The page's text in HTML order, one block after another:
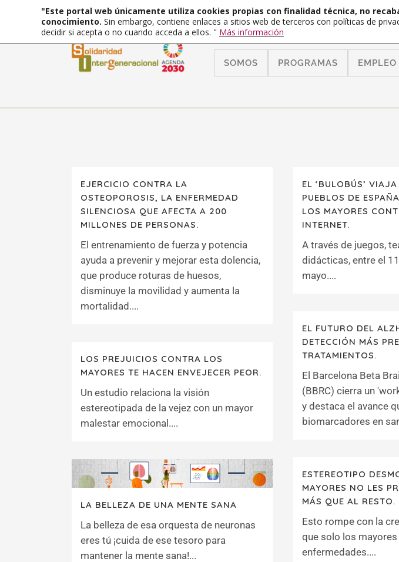
SOMOS PROGRAMAS EMPLEO
EJERCICIO CONTRA LA
OSTEOPOROSIS, LA ENFERMEDAD
SILENCIOSA QUE AFECTA A 200
MILLONES DE PERSONAS.
El entrenamiento de fuerza y potencia
ayuda a prevenir y mejorar esta dolencia,
que produce roturas de huesos,
disminuye la movilidad y aumenta la
mortalidad....
EL ‘BULOBÚS’
PUEBLOS DE
LOS MAYORES
INTERNET.
A través de juegos,
didácticas, entre el
mayo....
EL FUTURO DEL
DETECCIÓN MÁS
TRATAMIENTOS.
El Barcelona Beta
(BBRC) cierra un
y destaca el avance
biomarcadores en
LOS PREJUICIOS CONTRA LOS
MAYORES TE HACEN ENVEJECER PEOR.
Un estudio relaciona la visión
estereotipada de la vejez con un mayor
malestar emocional....
ESTEREOTIPO
MAYORES NO LES
MÁS QUE AL RESTO.
Esto rompe con la
que solo los mayores
enfermedades....
LA BELLEZA DE UNA MENTE SANA
La belleza de esa orquesta de neuronas
eres tú ¡cuida de ese tesoro para
mantener la mente sana!...
"Este portal web únicamente utiliza cookies propias con finalidad técnica, no
conocimiento. Sin embargo, contiene enlaces a sitios web de terceros con políticas de
decidir si acepta o no cuando acceda a ellos. " Más información